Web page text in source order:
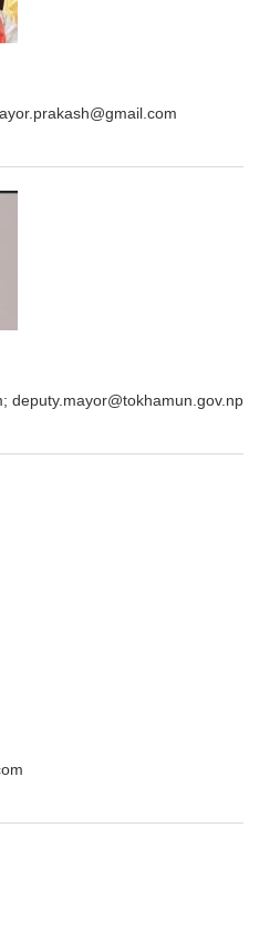
deputy.mayor@tokhamun.gov.np